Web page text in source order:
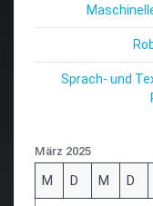
Sprach- und
März 2025
M D M D